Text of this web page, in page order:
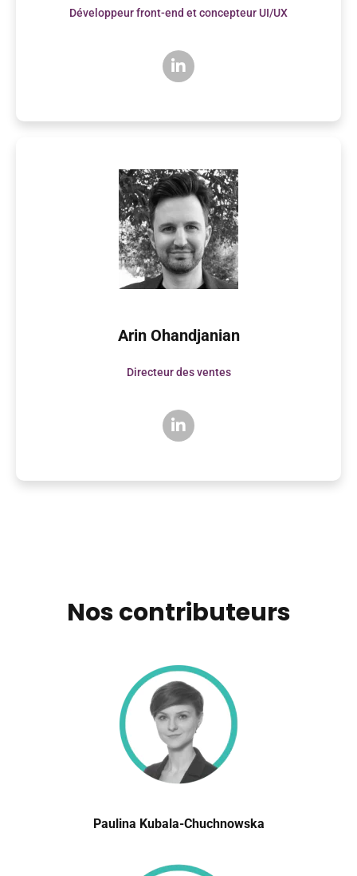
Développeur front-end et concepteur UI/UX
Arin Ohandjanian
Directeur des ventes
Nos contributeurs
Paulina Kubala-Chuchnowska